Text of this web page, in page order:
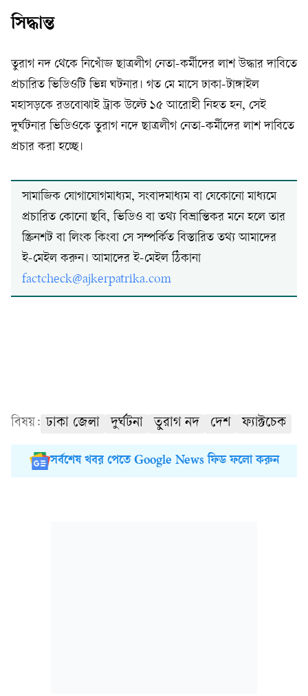
সিদ্ধান্ত
তুরাগ নদ থেকে নিখোঁজ ছাত্রলীগ নেতা-কর্মীদের লাশ উদ্ধার দাবিতে
প্রচারিত ভিডিওটি ভিন্ন ঘটনার। গত মে মাসে ঢাকা-টাঙ্গাইল
মহাসড়কে রডবোঝাই ট্রাক উল্টে ১৫ আরোহী নিহত হন, সেই
দুর্ঘটনার ভিডিওকে তুরাগ নদে ছাত্রলীগ নেতা-কর্মীদের লাশ দাবিতে
প্রচার করা হচ্ছে।
সামাজিক যোগাযোগমাধ্যম, সংবাদমাধ্যম বা যেকোনো মাধ্যমে
প্রচারিত কোনো ছবি, ভিডিও বা তথ্য বিভ্রান্তিকর মনে হলে তার
স্ক্রিনশট বা লিংক কিংবা সে সম্পর্কিত বিস্তারিত তথ্য আমাদের
ই-মেইল করুন। আমাদের ই-মেইল ঠিকানা
factcheck@ajkerpatrika.com
বিষয়: ঢাকা জেলা দুর্ঘটনা তুরাগ নদ দেশ ফ্যাক্টচেক
সর্বশেষ খবর পেতে Google News ফিড ফলো করুন